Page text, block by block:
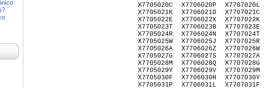
X7705020C
X7705021K
X7705022E
X7705023T
X7705024R
X7705025W
X7705026A
X7705027G
X7705028M
X7705029Y
X7705030F
X7705031P
X7706020P
X7706021D
X7706022X
X7706023B
X7706024N
X7706025J
X7706026Z
X7706027S
X7706028Q
X7706029V
X7706030H
X7706031L
X7707020L
X7707021C
X7707022K
X7707023E
X7707024T
X7707025R
X7707026W
X7707027A
X7707028G
X7707029M
X7707030Y
X7707031F